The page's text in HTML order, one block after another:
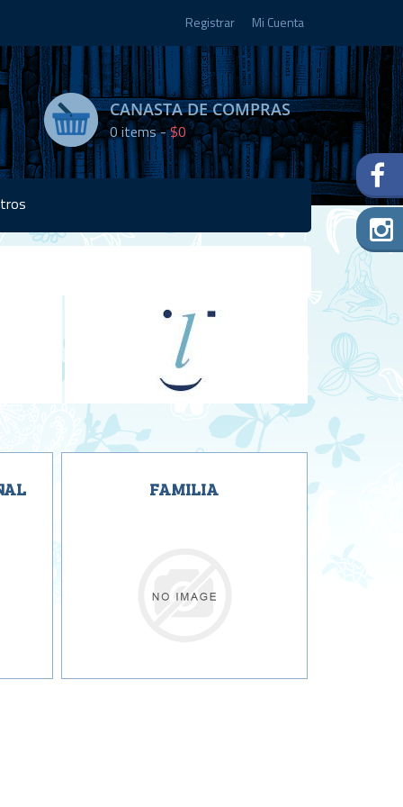
Registrar Mi Cuenta
CANASTA DE COMPRAS
0items -$0
FAMILIA